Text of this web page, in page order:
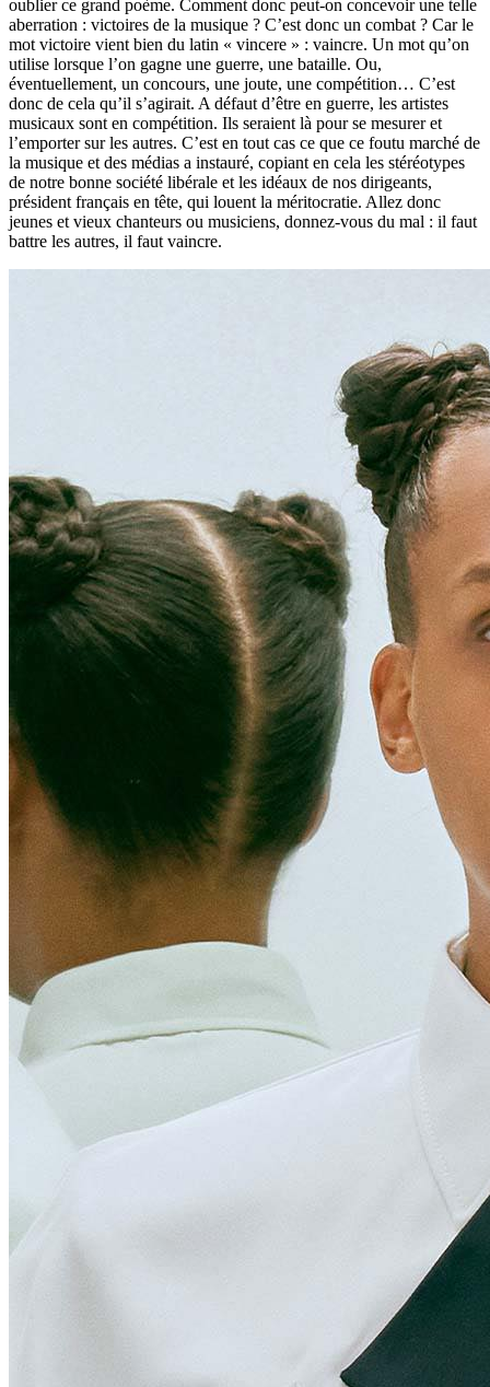
oublier ce grand poème. Comment donc peut-on concevoir une telle
aberration : victoires de la musique ? C’est donc un combat ? Car le
mot victoire vient bien du latin « vincere » : vaincre. Un mot qu’on
utilise lorsque l’on gagne une guerre, une bataille. Ou,
éventuellement, un concours, une joute, une compétition… C’est
donc de cela qu’il s’agirait. A défaut d’être en guerre, les artistes
musicaux sont en compétition. Ils seraient là pour se mesurer et
l’emporter sur les autres. C’est en tout cas ce que ce foutu marché de
la musique et des médias a instauré, copiant en cela les stéréotypes
de notre bonne société libérale et les idéaux de nos dirigeants,
président français en tête, qui louent la méritocratie. Allez donc
jeunes et vieux chanteurs ou musiciens, donnez-vous du mal : il faut
battre les autres, il faut vaincre.